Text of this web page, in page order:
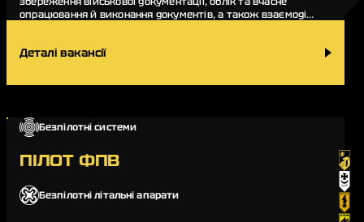
опрацювання й виконання документів, а також взаємодіє
Деталі вакансії
Безпілотні системи
ПІЛОТ ФПВ
Безпілотні літальні апарати